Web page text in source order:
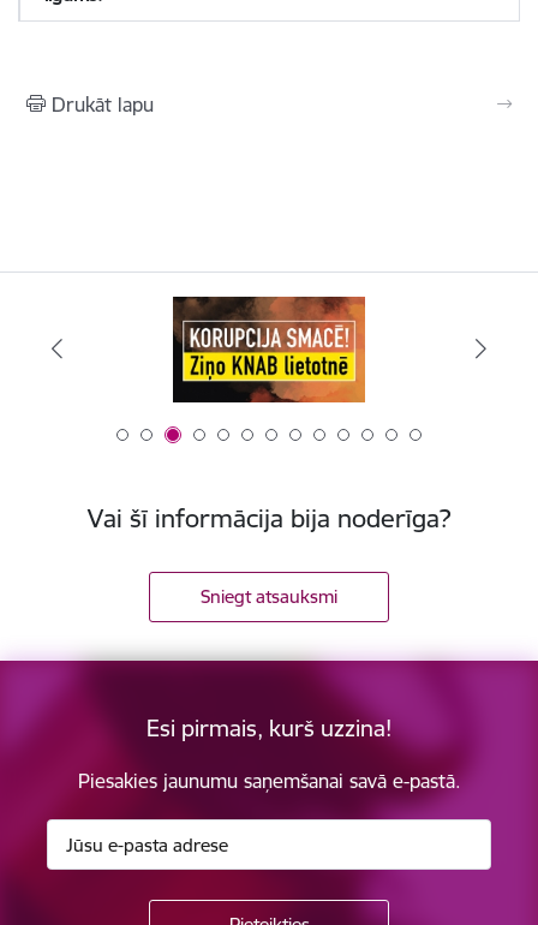
Drukāt lapu
Vai šī informācija bija noderīga?
Sniegt atsauksmi
Esi pirmais, kurš uzzina!
Piesakies jaunumu saņemšanai savā e-pastā.